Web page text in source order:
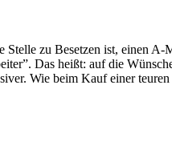
zu Besetzen ist, einen
Das heißt: auf die
Wie beim Kauf einer